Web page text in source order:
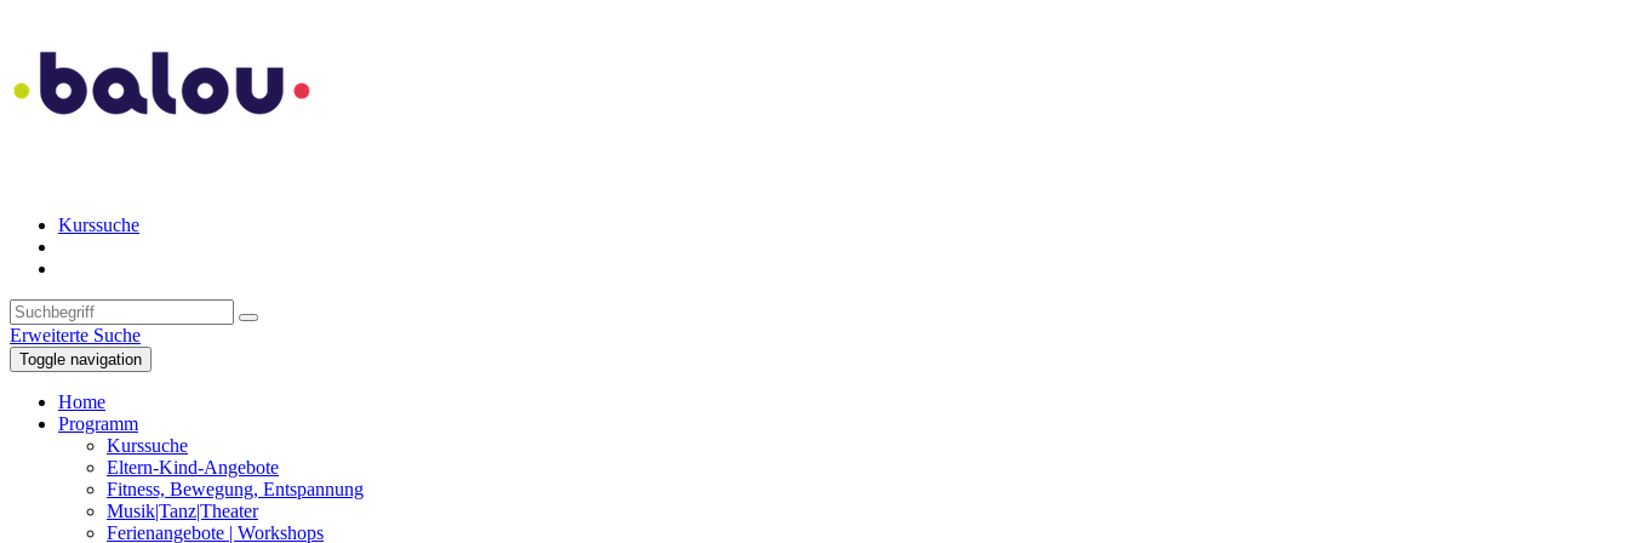
Kurssuche
Erweiterte Suche
Toggle navigation
Home
Programm
Kurssuche
Eltern-Kind-Angebote
Fitness, Bewegung, Entspannung
Musik|Tanz|Theater
Ferienangebote | Workshops